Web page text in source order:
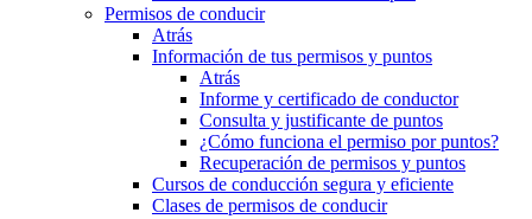
Permisos de conducir
Atrás
Información de tus permisos y puntos
Atrás
Informe y certificado de conductor
Consulta y justificante de puntos
¿Cómo funciona el permiso por puntos?
Recuperación de permisos y puntos
Cursos de conducción segura y eficiente
Clases de permisos de conducir